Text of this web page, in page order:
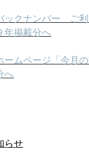
ックナンバー ご
年掲載分へ
ームページ「今月
へ
らせ